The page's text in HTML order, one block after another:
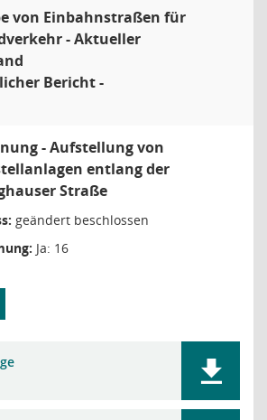
von Einbahnstraßen für
- Aktueller
Bericht -
- Aufstellung von
entlang der
Straße
geändert beschlossen
Ja: 16